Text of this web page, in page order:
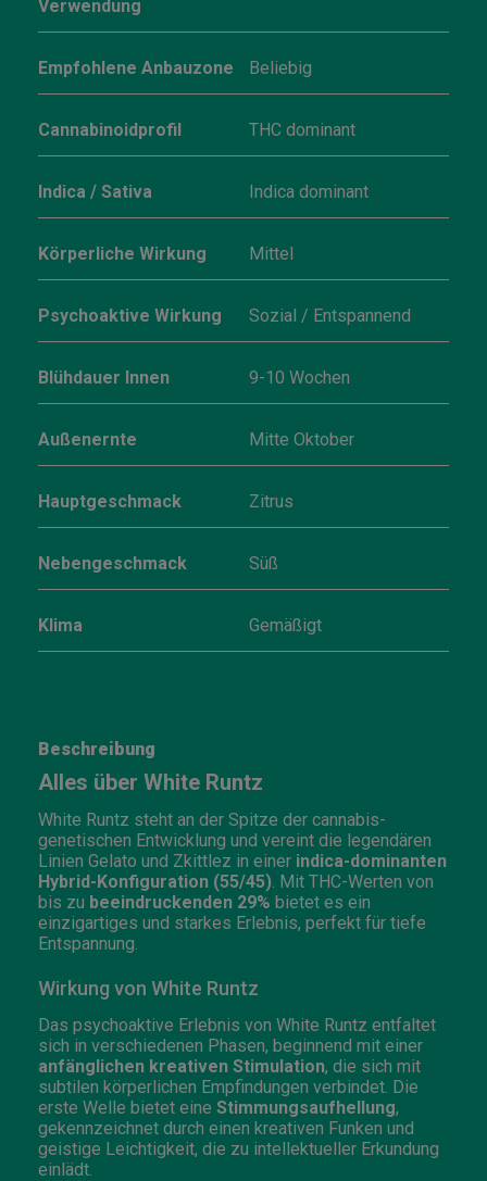
Verwendung
Empfohlene Anbauzone Beliebig
Cannabinoidprofil THC dominant
Indica / Sativa Indica dominant
Körperliche Wirkung Mittel
Psychoaktive Wirkung Sozial / Entspannend
Blühdauer Innen 9-10 Wochen
Außenernte Mitte Oktober
Hauptgeschmack Zitrus
Nebengeschmack Süß
Klima Gemäßigt
Beschreibung
Alles über White Runtz
White Runtz steht an der Spitze der cannabis-
genetischen Entwicklung und vereint die legendären
Linien Gelato und Zkittlez in einer indica-dominanten
Hybrid-Konfiguration (55/45) . Mit THC-Werten von
bis zu beeindruckenden 29% bietet es ein
einzigartiges und starkes Erlebnis, perfekt für tiefe
Entspannung.
Wirkung von White Runtz
Das psychoaktive Erlebnis von White Runtz entfaltet
sich in verschiedenen Phasen, beginnend mit einer
anfänglichen kreativen Stimulation, die sich mit
subtilen körperlichen Empfindungen verbindet. Die
erste Welle bietet eine Stimmungsaufhellung,
gekennzeichnet durch einen kreativen Funken und
geistige Leichtigkeit, die zu intellektueller Erkundung
einlädt.